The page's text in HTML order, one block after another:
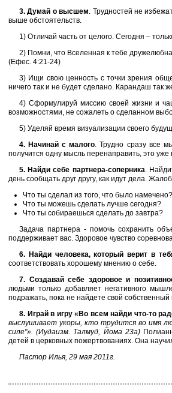
3. Думай о высшем. Трудностей не
выше обстоятельств.
1) Отличай часть от целого. Сегодня –
2) Помни, что Вселенная к тебе
(Ефес. 4:21-24)
3) Ищи свою ценность с точки зрения
ничего так и не будет сделано. Карандаш так
4) Сформулируй миссию своей жизни и
возможностями, не сожалеть о сделанном
5) Уделяй время визуализации своего
4. Начинай с малого. Трудно сразу все
получится одну мысль перенаправить, это уже
5. Найди себе партнера-соперника.
день сообщать друг другу, как идут дела.
Что ты сделал из того, что было намечено?
Что ты можешь сделать лучше сегодня?
Что ты собираешься сделать до завтра?
Задача партнера - помочь сохранить
поддерживает вас. Здоровое чувство
6. Найди человека, который верит в
соответствовать хорошему мнению о себе.
7. Создавай себе здоровое и
людьми только добавляет негативного
подражать, пока не найдете свой собственный
8. Играй в игру «Во всем найди что-то
выслушивает укоры, кто трудится во имя
силе"». (Иудаизм. Талмуд, Йома 23а)
детей в церковных пожертвованиях. Она
Пастор Илья, 29 мая 2011г.